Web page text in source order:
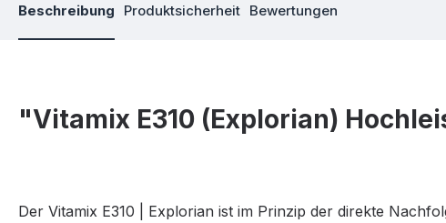
Beschreibung Produktsicherheit Bewertungen
"Vitamix E310 (Explorian)
Der Vitamix E310 | Explorian ist im Prinzip der direkte